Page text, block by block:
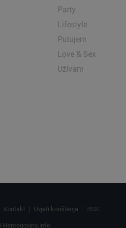
Party
Lifestyle
Putujem
Love & Sex
Uživam
Kontakt Uvjeti korištenja RSS
Hercegovina.info